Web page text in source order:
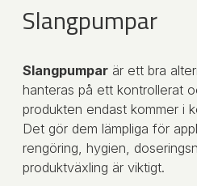
Slangpumpar
Slangpumpar är ett bra
hanteras på ett kontrollerat
produkten endast kommer i
Det gör dem lämpliga för
rengöring, hygien,
produktväxling är viktigt.